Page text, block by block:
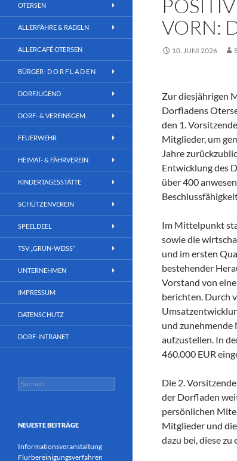
VORN:
10. JUNI 2026
Zur diesjährigen
Dorfladens
den 1.
Mitglieder, um
Jahre
Entwicklung des
über 400
Im Mittelpunkt
sowie die
und im ersten
bestehender
Vorstand von
berichten. Durch
und zunehmende
aufzustellen. In
460.000 EUR
Die 2.
der Dorfladen
persönlichen
Mitglieder und
dazu bei, diese zu
OTERSEN
ALLERFÄHRE & RADELN
ALLERCAFÉ OTERSEN
BÜRGER- D O R F L A D E N
DORFJUGEND
DORF- & VEREINSGEM.
FEUERWEHR
HEIMAT- & FÄHRVEREIN
KINDERTAGESSTÄTTE
SCHÜTZENVEREIN
SPEELDEEL
TSV „GRÜN-WEISS“
UNTERNEHMEN
IMPRESSUM
DATENSCHUTZ
DORF-INTRANET
Suchen
nach:
NEUESTE BEITRÄGE
Informationsveranstaltung
Flurbereinigungsverfahren